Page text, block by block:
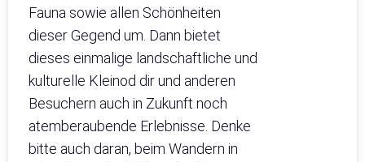
Fauna sowie allen Schönheiten
dieser Gegend um. Dann bietet
dieses einmalige landschaftliche und
kulturelle Kleinod dir und anderen
Besuchern auch in Zukunft noch
atemberaubende Erlebnisse. Denke
bitte auch daran, beim Wandern in